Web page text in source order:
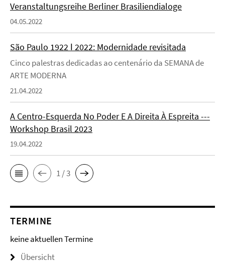
Veranstaltungsreihe Berliner Brasiliendialoge
04.05.2022
São Paulo 1922 ǀ 2022: Modernidade revisitada
Cinco palestras dedicadas ao centenário da SEMANA de
ARTE MODERNA
21.04.2022
A Centro-Esquerda No Poder E A Direita À Espreita ---
Workshop Brasil 2023
19.04.2022
1 / 3
TERMINE
keine aktuellen Termine
Übersicht